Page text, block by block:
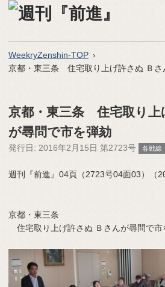
WeekryZenshin-TOP
京都・東三条 住宅取り上げ許さぬ Ｂさ
京都・東三条 住宅取り上
が尋問で市を弾劾
発行日: 2016年2月15日 第2723号 各戦線
週刊『前進』04頁（2723号04面03）（
京都・東三条
住宅取り上げ許さぬ Ｂさんが尋問で市